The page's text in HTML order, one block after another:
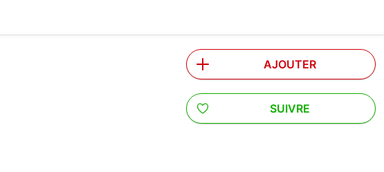
AJOUTER
SUIVRE